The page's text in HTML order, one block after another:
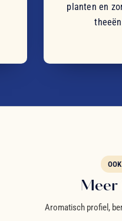
planten en
Aromatisch profiel,